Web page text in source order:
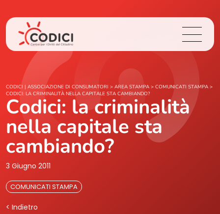
Chi Siamo
Cosa Facciamo
Area Stampa
CODICI | ASSOCIAZIONE DI CONSUMATORI > AREA STAMPA > COMUNICATI STAMPA >
CODICI: LA CRIMINALITÀ NELLA CAPITALE STA CAMBIANDO?
Codici: la criminalità
nella capitale sta
cambiando?
3 Giugno 2011
COMUNICATI STAMPA
< Indietro